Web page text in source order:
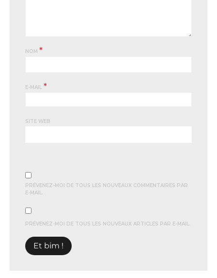
NOM *
E-MAIL *
SITE WEB
PRÉVENEZ-MOI DE TOUS LES NOUVEAUX COMMENTAIRES PAR
E-MAIL.
PRÉVENEZ-MOI DE TOUS LES NOUVEAUX ARTICLES PAR E-MAIL.